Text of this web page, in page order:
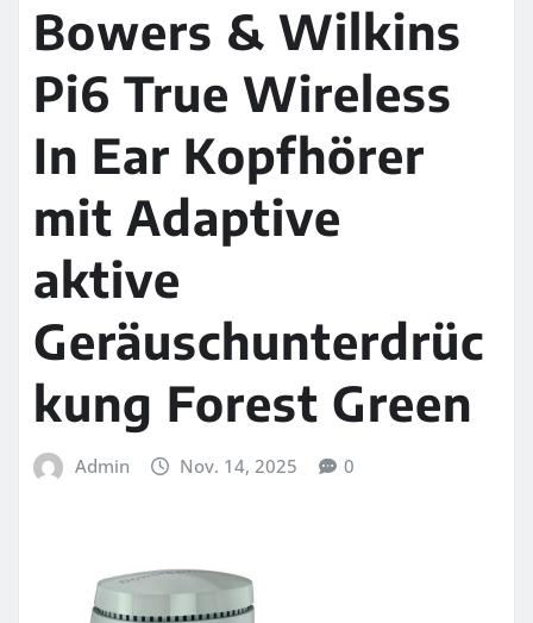
Bowers & Wilkins
Pi6 True Wireless
In Ear Kopfhörer
mit Adaptive
aktive
Geräuschunterdrüc
kung Forest Green
Admin Nov. 14, 2025 0